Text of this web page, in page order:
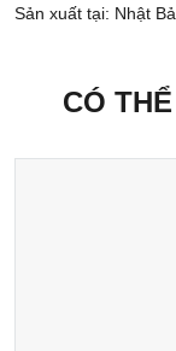
Sản xuất tại: Nhật
CÓ